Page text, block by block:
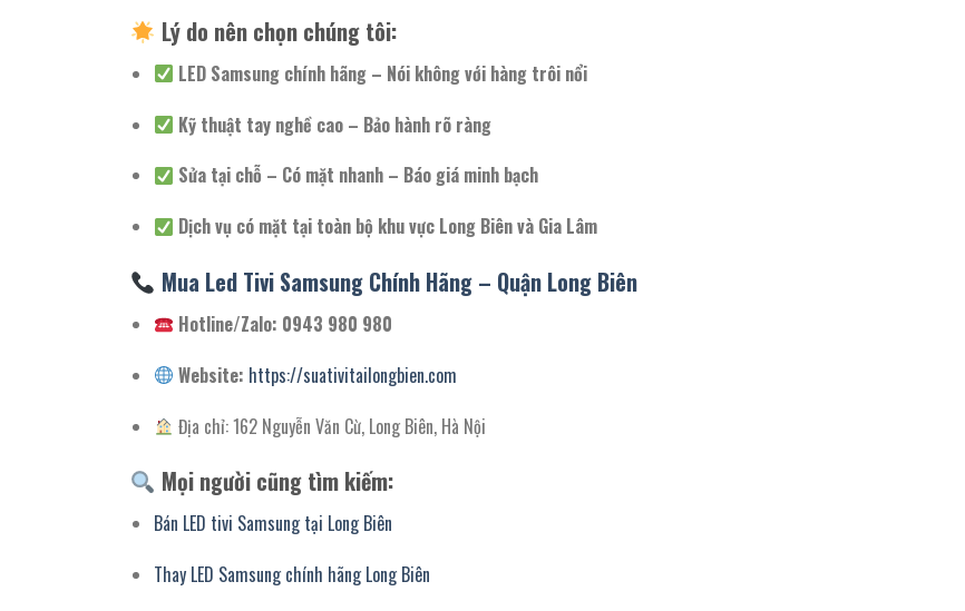
Lý do nên chọn chúng tôi:
LED Samsung chính hãng – Nói không với hàng trôi nổi
Kỹ thuật tay nghề cao – Bảo hành rõ ràng
Sửa tại chỗ – Có mặt nhanh – Báo giá minh bạch
Dịch vụ có mặt tại toàn bộ khu vực Long Biên và Gia Lâm
Mua Led Tivi Samsung Chính Hãng – Quận Long Biên
Hotline/Zalo: 0943 980 980
Website: https://suativitailongbien.com
Địa chỉ: 162 Nguyễn Văn Cừ, Long Biên, Hà Nội
Mọi người cũng tìm kiếm:
Bán LED tivi Samsung tại Long Biên
Thay LED Samsung chính hãng Long Biên